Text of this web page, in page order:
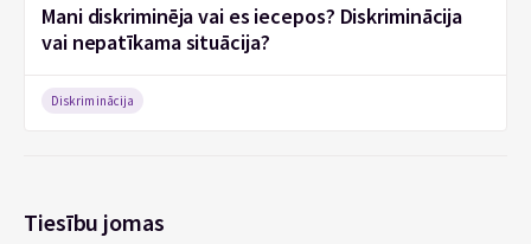
Mani diskriminēja vai es iecepos? Diskriminācija
vai nepatīkama situācija?
Diskriminācija
Tiesību jomas